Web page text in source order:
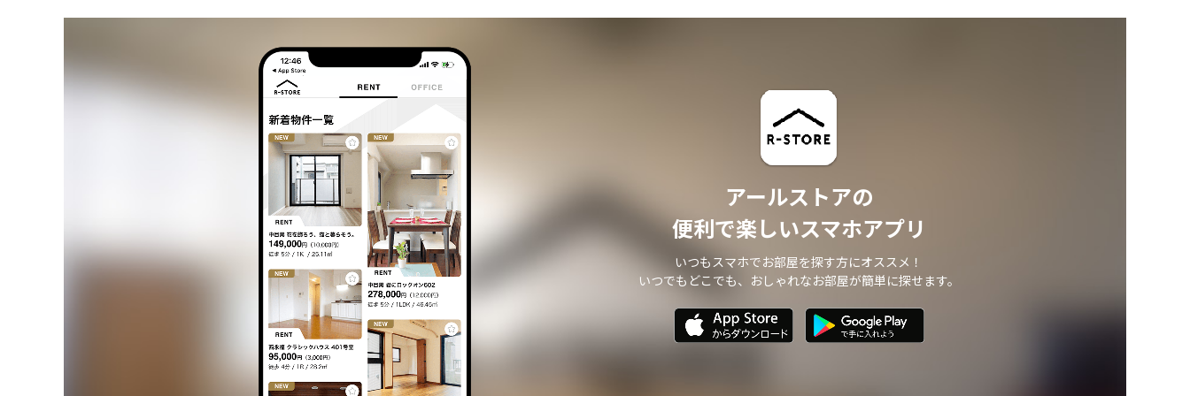
場合
本サイトは、取り扱う個人情報の漏洩、滅失またはき損の防止その他の個人情報
個人情報の委託について
本サイトは、個人情報の取り扱いの全部または一部を第三者に委託する場合は、
当該第三者について厳正な調査を行い、 取り扱いを委託された個人情報の安全管
理が図られるよう当該第三者に対する必要かつ適切な監督を行います。
また、コンサルティング、プライバシーマーク申請、ISMS申請業務におきまして
第三者と共同して業務を遂行する場合に 個人情報の取り扱いを委託する場合 があ
ります。
個人情報の第三者提供について
本サイトは、個人情報保護法等の法令に定めのある場合を除き、 個人情報をあら
かじめご本人の同意を得ることなく、第三者に提供いたしません。
個人情報の開示・訂正等について
本サイトは、ご本人から自己の個人情報についての開示の請求がある場合、速や
かに開示をいたします。
その際、ご本人であることが確認できない場合 には、開示に応じません。
アールストアの
便利で楽しいスマホアプリ
いつもスマホでお部屋を探す方にオススメ！
いつでもどこでも、おしゃれなお部屋が簡単に探せます。